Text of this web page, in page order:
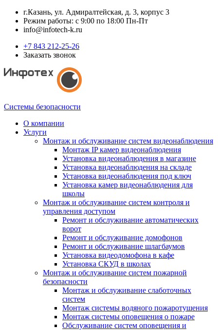
г.Казань, ул. Адмиралтейская, д. 3, корпус 3
Режим работы: с 9:00 по 18:00 Пн-Пт
info@infotech-k.ru
+7 843 212-25-26
Заказать звонок
Системы безопасности
О компании
Услуги
Монтаж и обслуживание систем видеонаблюдения
Монтаж IP камер видеонаблюдения
Установка видеонаблюдения в магазине
Установка видеонаблюдения на складе
Установка видеонаблюдения под ключ
Установка камер видеонаблюдения для
школы
Монтаж и обслуживание систем контроля и
управления доступом
Ремонт и обслуживание автоматических
ворот
Ремонт и обслуживание домофонов
Ремонт и обслуживание шлагбаумов
Установка видеодомофона в кафе
Установка СКУД в школах
Монтаж и обслуживание систем пожарной
безопасности
Монтаж и обслуживание слаботочных
систем
Монтаж системы водяного пожаротушения
Монтаж системы оповещения о пожаре
Обслуживание систем оповещения и